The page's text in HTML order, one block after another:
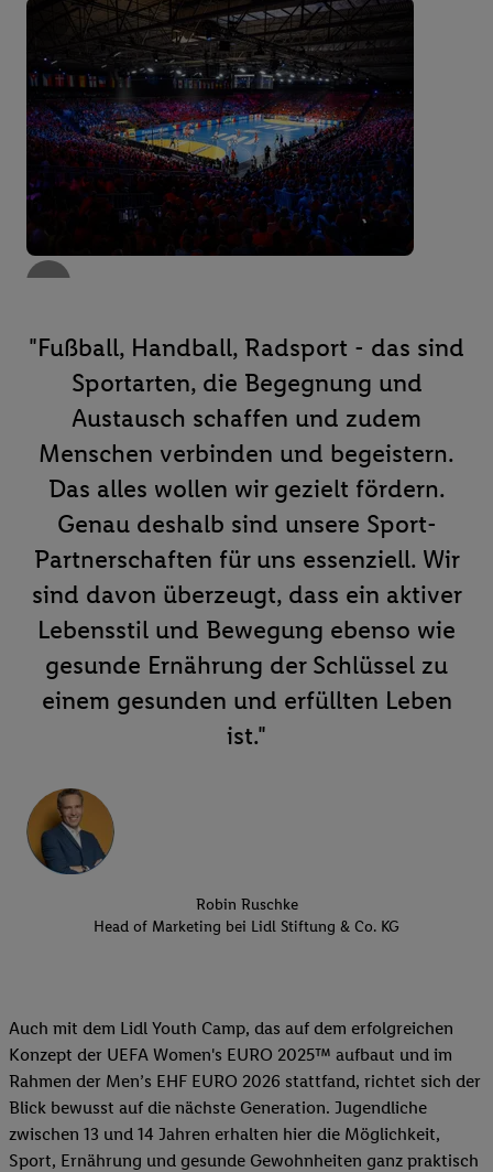
"Fußball, Handball, Radsport - das sind
Sportarten, die Begegnung und
Austausch schaffen und zudem
Menschen verbinden und begeistern.
Das alles wollen wir gezielt fördern.
Genau deshalb sind unsere Sport-
Partnerschaften für uns essenziell. Wir
sind davon überzeugt, dass ein aktiver
Lebensstil und Bewegung ebenso wie
gesunde Ernährung der Schlüssel zu
einem gesunden und erfüllten Leben
ist."
Robin Ruschke
Head of Marketing bei Lidl Stiftung & Co. KG
Auch mit dem Lidl Youth Camp, das auf dem erfolgreichen
Konzept der UEFA Women's EURO 2025™ aufbaut und im
Rahmen der Men’s EHF EURO 2026 stattfand, richtet sich der
Blick bewusst auf die nächste Generation. Jugendliche
zwischen 13 und 14 Jahren erhalten hier die Möglichkeit,
Sport, Ernährung und gesunde Gewohnheiten ganz praktisch